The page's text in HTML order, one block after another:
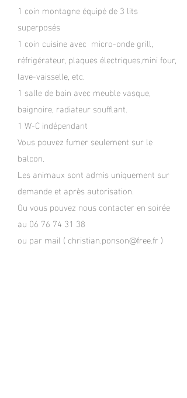
1 coin montagne équipé de 3 lits
superposés
1 coin cuisine avec micro-onde grill,
réfrigérateur, plaques électriques,mini four,
lave-vaisselle, etc.
1 salle de bain avec meuble vasque,
baignoire, radiateur soufflant.
1 W-C indépendant
Vous pouvez fumer seulement sur le
balcon.
Les animaux sont admis uniquement sur
demande et après autorisation.
Ou vous pouvez nous contacter en soirée
au 06 76 74 31 38
ou par mail ( christian.ponson@free.fr )